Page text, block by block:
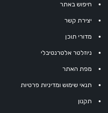
חיפוש באתר
יצירת קשר
מדורי תוכן
ניוזלטר אלטרנטיבלי
מפת האתר
תנאי שימוש ומדיניות פרטיות
תקנון